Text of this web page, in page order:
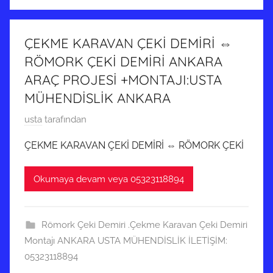
it
a
r
i
i
n
d
g
ö
r
i
l
ÇEKME KARAVAN ÇEKİ DEMİRİ ⇔
RÖMORK ÇEKİ DEMİRİ ANKARA
ARAÇ PROJESİ +MONTAJI:USTA
MÜHENDİSLİK ANKARA
1
A
r
k
2
0
usta tarafından
ÇEKME KARAVAN ÇEKİ DEMİRİ ⇔ RÖMORK ÇEKİ
Okumaya devam veya 05323118894
Römork Çeki Demiri .Çekme Karavan Çeki Demiri
Montajı ANKARA USTA MÜHENDİSLİK İLETİŞİM:
05323118894